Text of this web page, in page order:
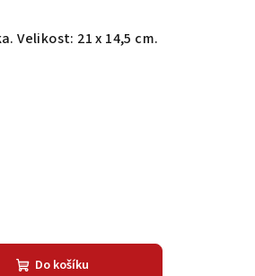
Velikost: 21 x 14,5 cm.
Do košíku